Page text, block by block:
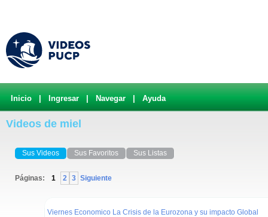
Inicio Ingresar Navegar Ayuda
Videos de miel
Sus Videos Sus Favoritos Sus Listas
Páginas: 1 2 3 Siguiente
Viernes Economico La Crisis de la Eurozona y su impacto Global